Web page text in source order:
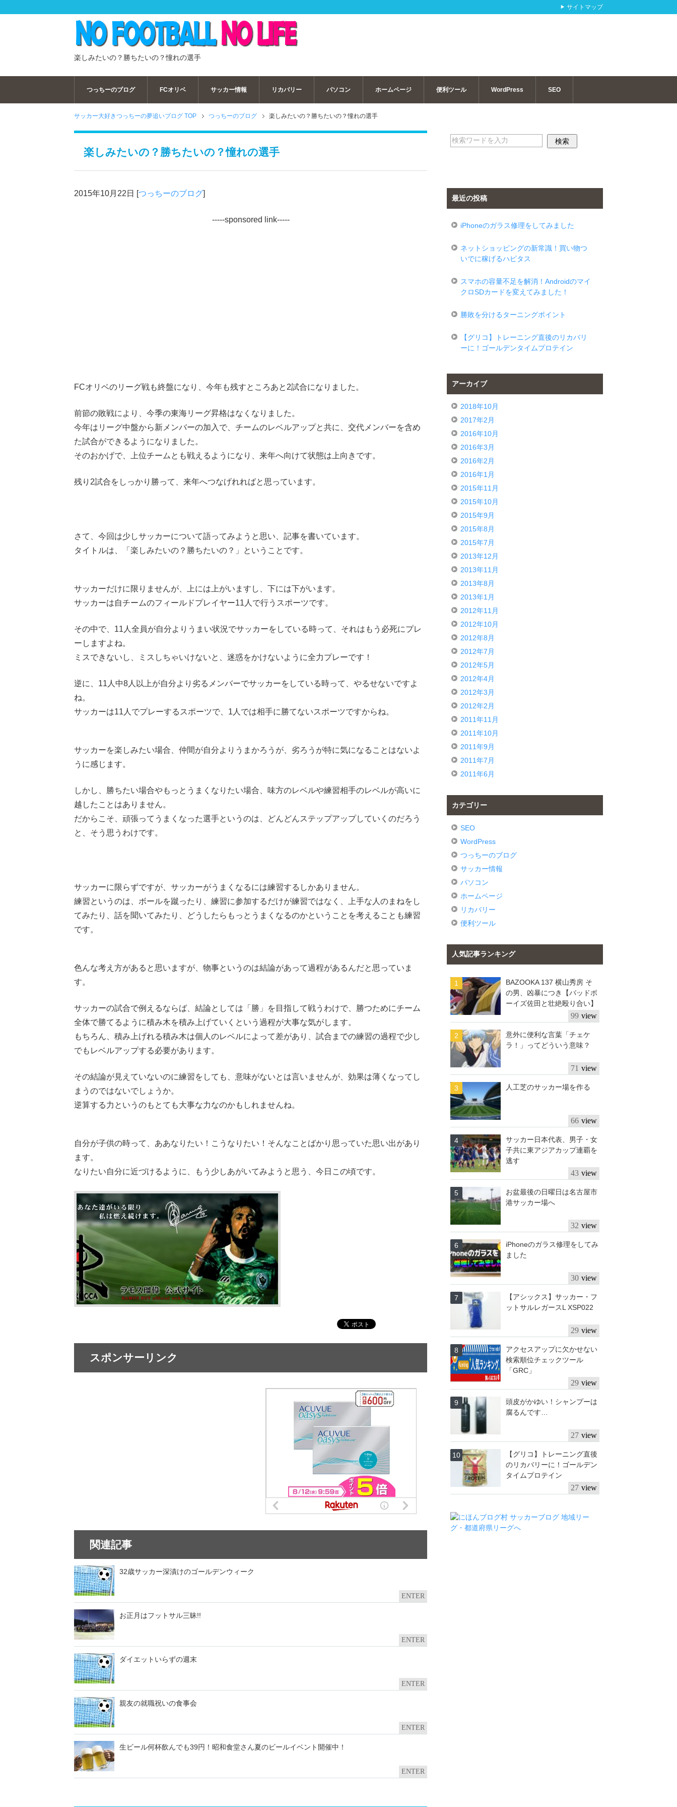
楽しみたいの？勝ちたいの？憧れの選手
つっちーのブログ FCオリベ サッカー情報 リカバリー パソコン ホームページ 便利ツール WordPress SEO
サッカー大好きつっちーの夢追いブログ TOP つっちーのブログ 楽しみたいの？勝ちたいの？憧れの選手
楽しみたいの？勝ちたいの？憧れの選手
2015年10月22日 [つっちーのブログ]
-----sponsored link-----
FCオリベのリーグ戦も終盤になり、今年も残すところあと2試合になりました。
前節の敗戦により、今季の東海リーグ昇格はなくなりました。
今年はリーグ中盤から新メンバーの加入で、チームのレベルアップと共に、交代メンバーを含め
た試合ができるようになりました。
そのおかげで、上位チームとも戦えるようになり、来年へ向けて状態は上向きです。
残り2試合をしっかり勝って、来年へつなげれればと思っています。
さて、今回は少しサッカーについて語ってみようと思い、記事を書いています。
タイトルは、「楽しみたいの？勝ちたいの？」ということです。
サッカーだけに限りませんが、上には上がいますし、下には下がいます。
サッカーは自チームのフィールドプレイヤー11人で行うスポーツです。
その中で、11人全員が自分よりうまい状況でサッカーをしている時って、それはもう必死にプレ
ーしますよね。
ミスできないし、ミスしちゃいけないと、迷惑をかけないように全力プレーです！
逆に、11人中8人以上が自分より劣るメンバーでサッカーをしている時って、やるせないですよ
ね。
サッカーは11人でプレーするスポーツで、1人では相手に勝てないスポーツですからね。
サッカーを楽しみたい場合、仲間が自分よりうまかろうが、劣ろうが特に気になることはないよ
うに感じます。
しかし、勝ちたい場合やもっとうまくなりたい場合、味方のレベルや練習相手のレベルが高いに
越したことはありません。
だからこそ、頑張ってうまくなった選手というのは、どんどんステップアップしていくのだろう
と、そう思うわけです。
サッカーに限らずですが、サッカーがうまくなるには練習するしかありません。
練習というのは、ボールを蹴ったり、練習に参加するだけが練習ではなく、上手な人のまねをし
てみたり、話を聞いてみたり、どうしたらもっとうまくなるのかということを考えることも練習
です。
色んな考え方があると思いますが、物事というのは結論があって過程があるんだと思っていま
す。
サッカーの試合で例えるならば、結論としては「勝」を目指して戦うわけで、勝つためにチーム
全体で勝てるように積み木を積み上げていくという過程が大事な気がします。
もちろん、積み上げれる積み木は個人のレベルによって差があり、試合までの練習の過程で少し
でもレベルアップする必要があります。
その結論が見えていないのに練習をしても、意味がないとは言いませんが、効果は薄くなってし
まうのではないでしょうか。
逆算する力というのもとても大事な力なのかもしれませんね。
自分が子供の時って、ああなりたい！こうなりたい！そんなことばかり思っていた思い出があり
ます。
なりたい自分に近づけるように、もう少しあがいてみようと思う、今日この頃です。
スポンサーリンク
関連記事
32歳サッカー深漬けのゴールデンウィーク
ENTER
お正月はフットサル三昧!!
ENTER
ダイエットいらずの週末
ENTER
親友の就職祝いの食事会
ENTER
生ビール何杯飲んでも39円！昭和食堂さん夏のビールイベント開催中！
ENTER
最近の投稿
iPhoneのガラス修理をしてみました
ネットショッピングの新常識！買い物つ
いでに稼げるハピタス
スマホの容量不足を解消！Androidのマイ
クロSDカードを変えてみました！
勝敗を分けるターニングポイント
【グリコ】トレーニング直後のリカバリ
ーに！ゴールデンタイムプロテイン
アーカイブ
2018年10月
2017年2月
2016年10月
2016年3月
2016年2月
2016年1月
2015年11月
2015年10月
2015年9月
2015年8月
2015年7月
2013年12月
2013年11月
2013年8月
2013年1月
2012年11月
2012年10月
2012年8月
2012年7月
2012年5月
2012年4月
2012年3月
2012年2月
2011年11月
2011年10月
2011年9月
2011年7月
2011年6月
カテゴリー
SEO
WordPress
つっちーのブログ
サッカー情報
パソコン
ホームページ
リカバリー
便利ツール
人気記事ランキング
BAZOOKA 137 横山秀房 そ
の男、凶暴につき【バッドボ
ーイズ佐田と壮絶殴り合い】
99
意外に便利な言葉「チェケ
ラ！」ってどういう意味？
71
人工芝のサッカー場を作る
66
サッカー日本代表、男子・女
子共に東アジアカップ連覇を
逃す
43
お盆最後の日曜日は名古屋市
港サッカー場へ
32
iPhoneのガラス修理をしてみ
ました
30
【アシックス】サッカー・フ
ットサルレガースL XSP022
29
アクセスアップに欠かせない
検索順位チェックツール
「GRC」
29
頭皮がかゆい！シャンプーは
腐るんです…
27
【グリコ】トレーニング直後
のリカバリーに！ゴールデン
タイムプロテイン
27
サイトマップ